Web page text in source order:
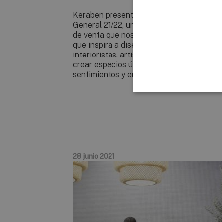
Keraben presenta su nuevo Catálogo
General 21/22, una excelente herramienta
de venta que nos posiciona como la musa
que inspira a diseñadores, arquitectos,
interioristas, artistas y personas como tú,
crear espacios únicos donde expresar tus
sentimientos y emociones.
28 junio 2021